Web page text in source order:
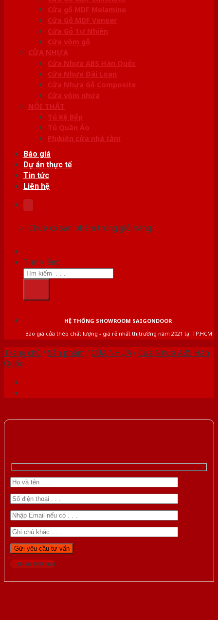
Cửa gỗ MDF Melamine
Cửa Gỗ MDF Veneer
Cửa Gỗ Tự Nhiên
Cửa vòm gỗ
CỬA NHỰA
Cửa Nhựa ABS Hàn Quốc
Cửa Nhựa Đài Loan
Cửa Nhựa Gỗ Composite
Cửa vòm nhựa
NỘI THẤT
Tủ Kệ Bếp
Tủ Quần Áo
Phụ kiện cửa nhà tắm
Báo giá
Dự án thực tế
Tin tức
Liên hệ
Chưa có sản phẩm trong giỏ hàng.
Tìm kiếm:
HỆ THỐNG SHOWROOM SAIGONDOOR
Báo giá cửa thép chất lượng - giá rẻ nhất thị trường năm 2021 tại TP.HCM
Trang chủ /Sản phẩm /CỬA NHỰA/Cửa Nhựa ABS Hàn
Quốc
Gọi 0976.169.864